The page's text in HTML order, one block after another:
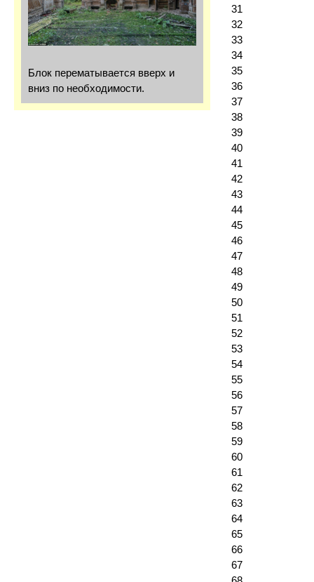
Блок перематывается вверх и
вниз по необходимости.
31
32
33
34
35
36
37
38
39
40
41
42
43
44
45
46
47
48
49
50
51
52
53
54
55
56
57
58
59
60
61
62
63
64
65
66
67